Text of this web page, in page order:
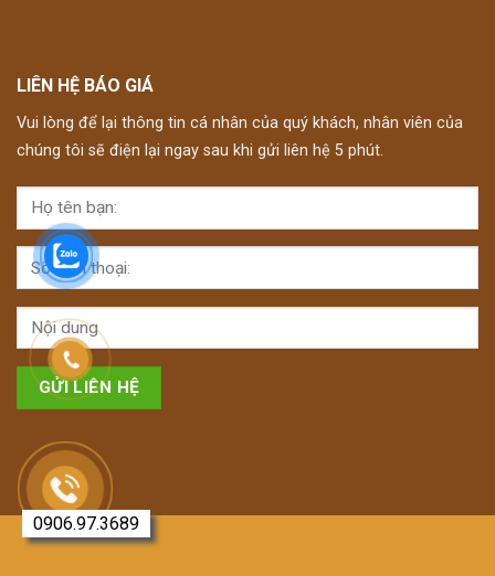
LIÊN HỆ BÁO GIÁ
Vui lòng để lại thông tin cá nhân của quý khách, nhân viên của
chúng tôi sẽ điện lại ngay sau khi gửi liên hệ 5 phút.
0906.97.3689